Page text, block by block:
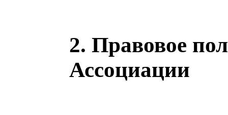
2. Правовое
Ассоциации